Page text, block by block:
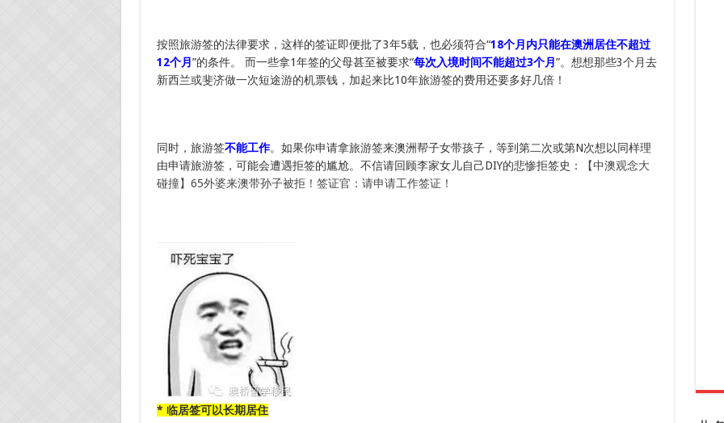
按照旅游签的法律要求，这样的签证即便批了3年5载，也必须符合“18个月内只能在澳洲居住不超过
12个月 ”的条件。 而一些拿1年签的父母甚至被要求“每次入境时间不能超过3个月 ”。想想那些3个月去
新西兰或斐济做一次短途游的机票钱，加起来比10年旅游签的费用还要多好几倍！
同时，旅游签不能工作。如果你申请拿旅游签来澳洲帮子女带孩子，等到第二次或第N次想以同样理
由申请旅游签，可能会遭遇拒签的尴尬。不信请回顾李家女儿自己DIY的悲惨拒签史：
【中澳观念大
碰撞】65外婆来澳带孙子被拒！签证官：请申请工作签证！
* 临居签可以长期居住